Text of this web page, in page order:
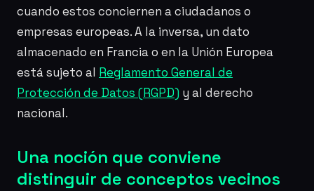
cuando estos conciernen a ciudadanos o
empresas europeas. A la inversa, un dato
almacenado en Francia o en la Unión Europea
está sujeto al Reglamento General de
Protección de Datos (RGPD) y al derecho
nacional.
Una noción que conviene
distinguir de conceptos vecinos